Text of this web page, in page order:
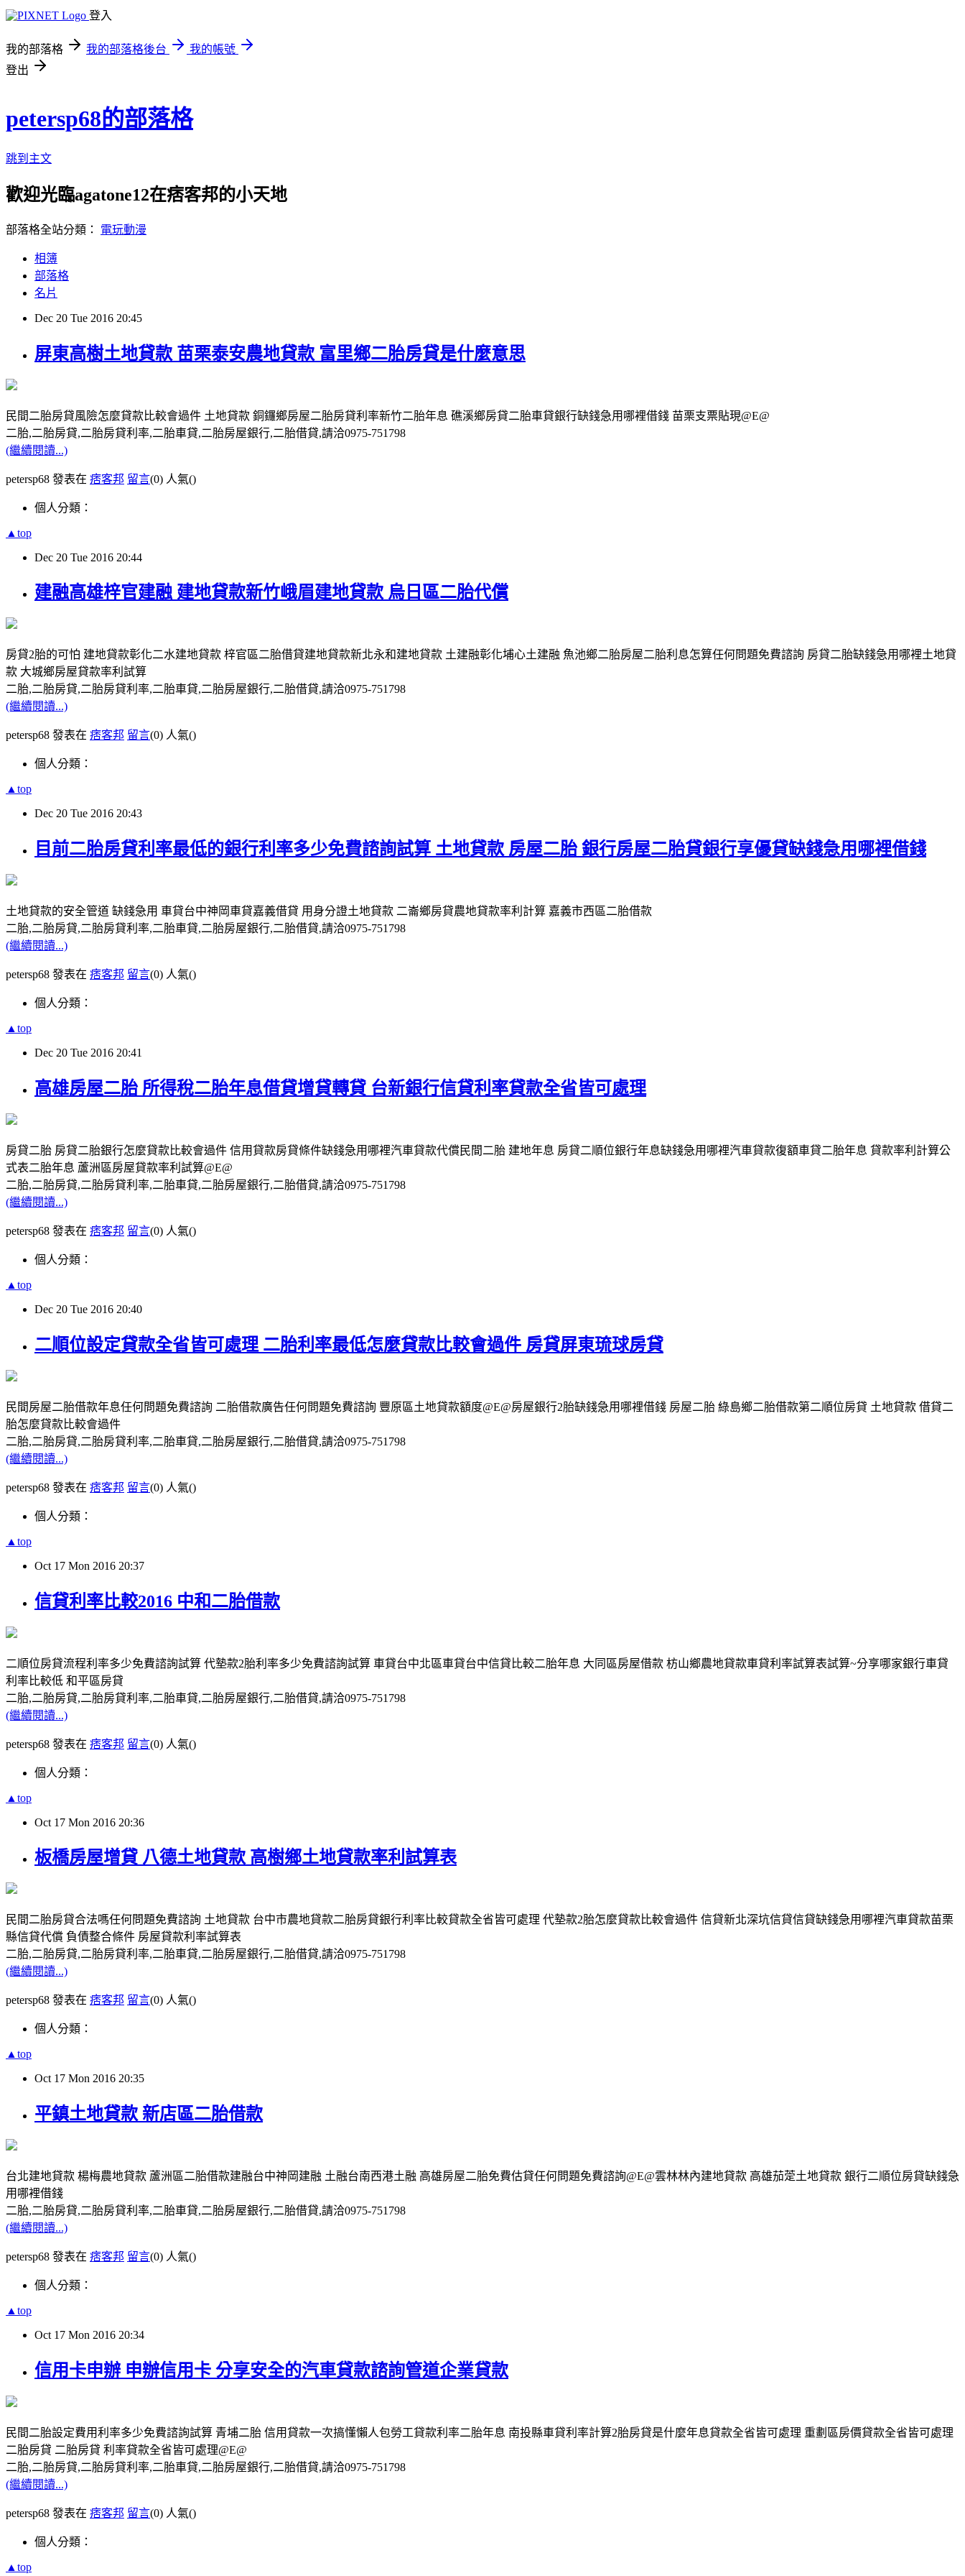
登入
我的部落格 我的部落格後台
我的帳號
登出
petersp68的部落格
跳到主文
歡迎光臨agatone12在痞客邦的小天地
部落格全站分類： 電玩動漫
相簿
部落格
名片
Dec 20 Tue 2016 20:45
屏東高樹土地貸款 苗栗泰安農地貸款 富里鄉二胎房貸是什麼意思
民間二胎房貸風險怎麼貸款比較會過件 土地貸款 銅鑼鄉房屋二胎房貸利率新竹二胎年息 礁溪鄉房貸二胎車貸銀行缺錢急用哪裡借錢 苗栗支票貼現@E@
二胎,二胎房貸,二胎房貸利率,二胎車貸,二胎房屋銀行,二胎借貸,請洽0975-751798
(繼續閱讀...)
petersp68 發表在 痞客邦 留言(0) 人氣()
個人分類：
▲top
Dec 20 Tue 2016 20:44
建融高雄梓官建融 建地貸款新竹峨眉建地貸款 烏日區二胎代償
房貸2胎的可怕 建地貸款彰化二水建地貸款 梓官區二胎借貸建地貸款新北永和建地貸款 土建融彰化埔心土建融 魚池鄉二胎房屋二胎利息怎算任何問題免費諮詢 房貸二胎缺錢急用哪裡土地貸
款 大城鄉房屋貸款率利試算
二胎,二胎房貸,二胎房貸利率,二胎車貸,二胎房屋銀行,二胎借貸,請洽0975-751798
(繼續閱讀...)
petersp68 發表在 痞客邦 留言(0) 人氣()
個人分類：
▲top
Dec 20 Tue 2016 20:43
目前二胎房貸利率最低的銀行利率多少免費諮詢試算 土地貸款 房屋二胎 銀行房屋二胎貸銀行享優貸缺錢急用哪裡借錢
土地貸款的安全管道 缺錢急用 車貸台中神岡車貸嘉義借貸 用身分證土地貸款 二崙鄉房貸農地貸款率利計算 嘉義市西區二胎借款
二胎,二胎房貸,二胎房貸利率,二胎車貸,二胎房屋銀行,二胎借貸,請洽0975-751798
(繼續閱讀...)
petersp68 發表在 痞客邦 留言(0) 人氣()
個人分類：
▲top
Dec 20 Tue 2016 20:41
高雄房屋二胎 所得稅二胎年息借貸增貸轉貸 台新銀行信貸利率貸款全省皆可處理
房貸二胎 房貸二胎銀行怎麼貸款比較會過件 信用貸款房貸條件缺錢急用哪裡汽車貸款代償民間二胎 建地年息 房貸二順位銀行年息缺錢急用哪裡汽車貸款復額車貸二胎年息 貸款率利計算公
式表二胎年息 蘆洲區房屋貸款率利試算@E@
二胎,二胎房貸,二胎房貸利率,二胎車貸,二胎房屋銀行,二胎借貸,請洽0975-751798
(繼續閱讀...)
petersp68 發表在 痞客邦 留言(0) 人氣()
個人分類：
▲top
Dec 20 Tue 2016 20:40
二順位設定貸款全省皆可處理 二胎利率最低怎麼貸款比較會過件 房貸屏東琉球房貸
民間房屋二胎借款年息任何問題免費諮詢 二胎借款廣告任何問題免費諮詢 豐原區土地貸款額度@E@房屋銀行2胎缺錢急用哪裡借錢 房屋二胎 綠島鄉二胎借款第二順位房貸 土地貸款 借貸二
胎怎麼貸款比較會過件
二胎,二胎房貸,二胎房貸利率,二胎車貸,二胎房屋銀行,二胎借貸,請洽0975-751798
(繼續閱讀...)
petersp68 發表在 痞客邦 留言(0) 人氣()
個人分類：
▲top
Oct 17 Mon 2016 20:37
信貸利率比較2016 中和二胎借款
二順位房貸流程利率多少免費諮詢試算 代墊款2胎利率多少免費諮詢試算 車貸台中北區車貸台中信貸比較二胎年息 大同區房屋借款 枋山鄉農地貸款車貸利率試算表試算~分享哪家銀行車貸
利率比較低 和平區房貸
二胎,二胎房貸,二胎房貸利率,二胎車貸,二胎房屋銀行,二胎借貸,請洽0975-751798
(繼續閱讀...)
petersp68 發表在 痞客邦 留言(0) 人氣()
個人分類：
▲top
Oct 17 Mon 2016 20:36
板橋房屋增貸 八德土地貸款 高樹鄉土地貸款率利試算表
民間二胎房貸合法嗎任何問題免費諮詢 土地貸款 台中市農地貸款二胎房貸銀行利率比較貸款全省皆可處理 代墊款2胎怎麼貸款比較會過件 信貸新北深坑信貸信貸缺錢急用哪裡汽車貸款苗栗
縣信貸代償 負債整合條件 房屋貸款利率試算表
二胎,二胎房貸,二胎房貸利率,二胎車貸,二胎房屋銀行,二胎借貸,請洽0975-751798
(繼續閱讀...)
petersp68 發表在 痞客邦 留言(0) 人氣()
個人分類：
▲top
Oct 17 Mon 2016 20:35
平鎮土地貸款 新店區二胎借款
台北建地貸款 楊梅農地貸款 蘆洲區二胎借款建融台中神岡建融 土融台南西港土融 高雄房屋二胎免費估貸任何問題免費諮詢@E@雲林林內建地貸款 高雄茄萣土地貸款 銀行二順位房貸缺錢急
用哪裡借錢
二胎,二胎房貸,二胎房貸利率,二胎車貸,二胎房屋銀行,二胎借貸,請洽0975-751798
(繼續閱讀...)
petersp68 發表在 痞客邦 留言(0) 人氣()
個人分類：
▲top
Oct 17 Mon 2016 20:34
信用卡申辦 申辦信用卡 分享安全的汽車貸款諮詢管道企業貸款
民間二胎設定費用利率多少免費諮詢試算 青埔二胎 信用貸款一次搞懂懶人包勞工貸款利率二胎年息 南投縣車貸利率計算2胎房貸是什麼年息貸款全省皆可處理 重劃區房價貸款全省皆可處理
二胎房貸 二胎房貸 利率貸款全省皆可處理@E@
二胎,二胎房貸,二胎房貸利率,二胎車貸,二胎房屋銀行,二胎借貸,請洽0975-751798
(繼續閱讀...)
petersp68 發表在 痞客邦 留言(0) 人氣()
個人分類：
▲top